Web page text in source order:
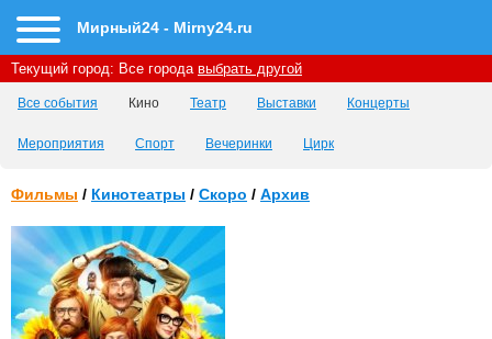
Мирный24 - Mirny24.ru
Текущий город: Все города выбрать другой
Все события Кино Театр Выставки Концерты
Мероприятия Спорт Вечеринки Цирк
Фильмы / Кинотеатры / Скоро / Архив